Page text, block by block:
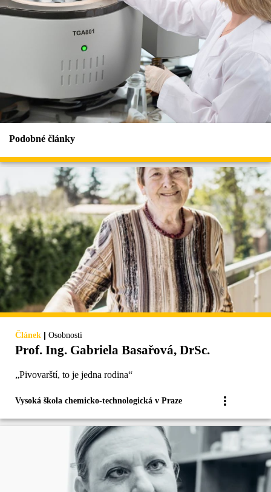
Podobné články
Článek | Osobnosti
Prof. Ing. Gabriela Basařová, DrSc.
„Pivovarští, to je jedna rodina“
Vysoká škola chemicko-technologická v Praze